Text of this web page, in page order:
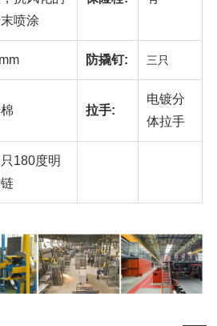
喷涂
防撬钉: 三只
拉手:
电镀分
体拉手
180度明